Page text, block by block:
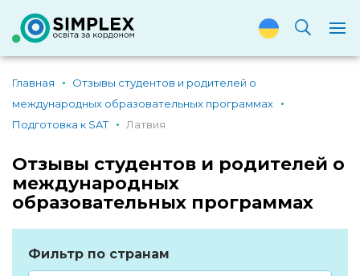
Главная
Отзывы студентов и родителей о
международных образовательных программах
Подготовка к SAT
Латвия
Отзывы студентов и родителей о
международных
образовательных программах
Фильтр по странам